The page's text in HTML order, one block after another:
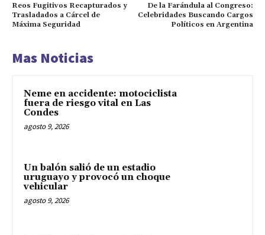
Reos Fugitivos Recapturados y
Trasladados a Cárcel de
Máxima Seguridad
De la Farándula al Congreso:
Celebridades Buscando Cargos
Políticos en Argentina
Mas Noticias
Neme en accidente: motociclista
fuera de riesgo vital en Las
Condes
agosto 9, 2026
Un balón salió de un estadio
uruguayo y provocó un choque
vehicular
agosto 9, 2026